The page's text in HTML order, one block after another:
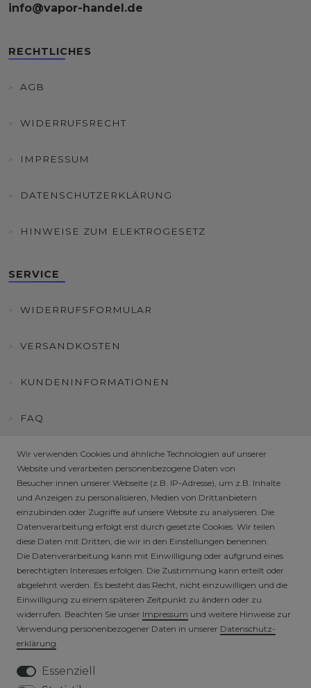
info@vapor-handel.de
RECHTLICHES
AGB
WIDERRUFSRECHT
IMPRESSUM
DATENSCHUTZERKLÄRUNG
HINWEISE ZUM ELEKTROGESETZ
SERVICE
WIDERRUFSFORMULAR
VERSANDKOSTEN
KUNDENINFORMATIONEN
FAQ
HÄNDLER / B2B SHOP
SICHERE ZAHLARTEN
VERSICHERTER VERSAND
Wir verwenden Cookies und ähnliche Technologien auf unserer
Website und verarbeiten personenbezogene Daten von
Besucher:innen unserer Webseite (z.B. IP-Adresse), um z.B. Inhalte
und Anzeigen zu personalisieren, Medien von Drittanbietern
einzubinden oder Zugriffe auf unsere Website zu analysieren. Die
Datenverarbeitung erfolgt erst durch gesetzte Cookies. Wir teilen
diese Daten mit Dritten, die wir in den Einstellungen benennen.
Die Datenverarbeitung kann mit Einwilligung oder aufgrund eines
berechtigten Interesses erfolgen. Die Zustimmung kann erteilt oder
abgelehnt werden. Es besteht das Recht, nicht einzuwilligen und die
Einwilligung zu einem späteren Zeitpunkt zu ändern oder zu
widerrufen. Beachten Sie unser Impressum und weitere Hinweise zur
Verwendung personenbezogener Daten in unserer Daten­schutz­
erklärung.
Essenziell